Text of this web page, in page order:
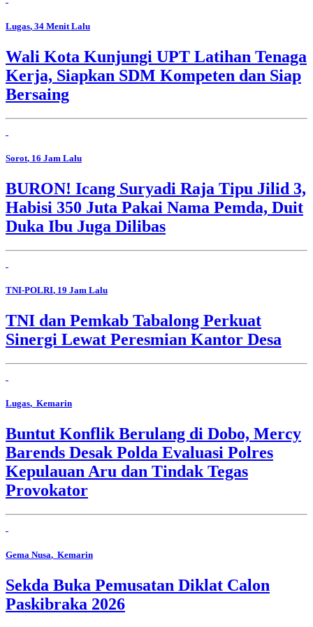
Lugas, 34 Menit Lalu
Wali Kota Kunjungi UPT Latihan Tenaga
Kerja, Siapkan SDM Kompeten dan Siap
Bersaing
Sorot, 16 Jam Lalu
BURON! Icang Suryadi Raja Tipu Jilid 3,
Habisi 350 Juta Pakai Nama Pemda, Duit
Duka Ibu Juga Dilibas
TNI-POLRI, 19 Jam Lalu
TNI dan Pemkab Tabalong Perkuat
Sinergi Lewat Peresmian Kantor Desa
Lugas, Kemarin
Buntut Konflik Berulang di Dobo, Mercy
Barends Desak Polda Evaluasi Polres
Kepulauan Aru dan Tindak Tegas
Provokator
Gema Nusa, Kemarin
Sekda Buka Pemusatan Diklat Calon
Paskibraka 2026